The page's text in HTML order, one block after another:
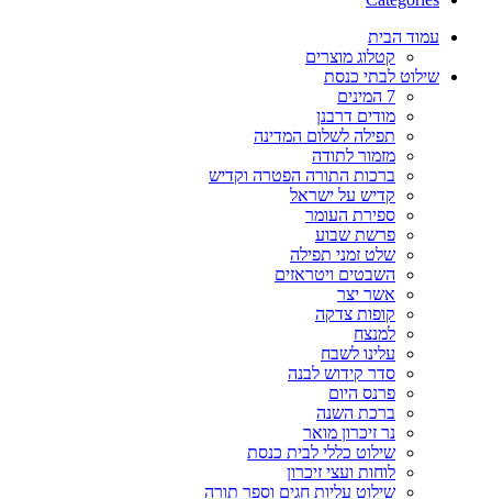
עמוד הבית
קטלוג מוצרים
שילוט לבתי כנסת
7 המינים
מודים דרבנן
תפילה לשלום המדינה
מזמור לתודה
ברכות התורה הפטרה וקדיש
קדיש על ישראל
ספירת העומר
פרשת שבוע
שלט זמני תפילה
השבטים ויטראזים
אשר יצר
קופות צדקה
למנצח
עלינו לשבח
סדר קידוש לבנה
פרנס היום
ברכת השנה
נר זיכרון מואר
שילוט כללי לבית כנסת
לוחות ועצי זיכרון
שילוט עליות חגים וספר תורה